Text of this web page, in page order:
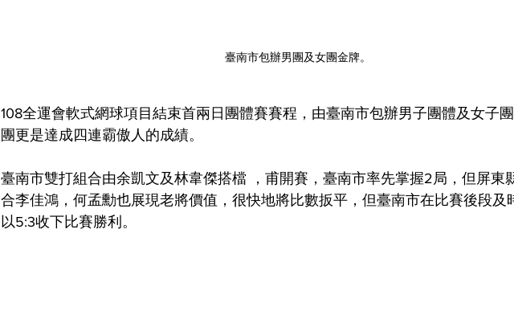
臺南市包辦男團及女團金牌。
108全運會軟式網球項目結束首兩日團體賽賽程，由臺南市包辦男子團體及女子
團更是達成四連霸傲人的成績。
臺南市雙打組合由余凱文及林韋傑搭檔 ，甫開賽，臺南市率先掌握2局，但屏東
合李佳鴻，何孟勳也展現老將價值，很快地將比數扳平，但臺南市在比賽後段及
以5:3收下比賽勝利。